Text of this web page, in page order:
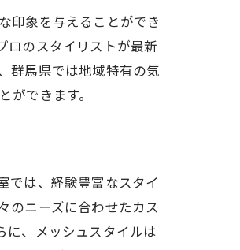
印象を与えることができ
ロのスタイリストが最新
群馬県では地域特有の気
できます。
では、経験豊富なスタイ
のニーズに合わせたカス
に、メッシュスタイルは